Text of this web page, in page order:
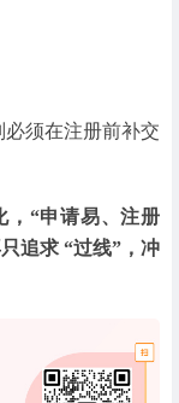
须在注册前补交
，“申请易、注册
追求 “过线”，冲